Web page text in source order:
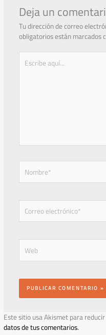
Deja un
Tu dirección de correo
obligatorios están marcados
Escribe
aquí...
Nombre*
Correo
electrónico*
Web
Este sitio usa Akismet para
datos de tus comentarios.